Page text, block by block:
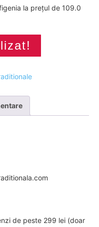
la prețul de 109.0
de peste 299 lei (doar